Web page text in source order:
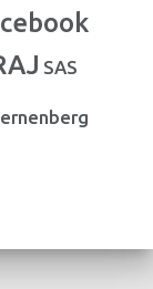
SAS